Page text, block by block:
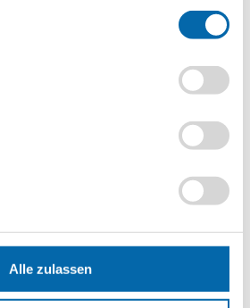
Alle zulassen
Ökonomische Modelle in 30 Minuten
Unternehmerisch Denken und Handeln
– Potenziale entdecken und